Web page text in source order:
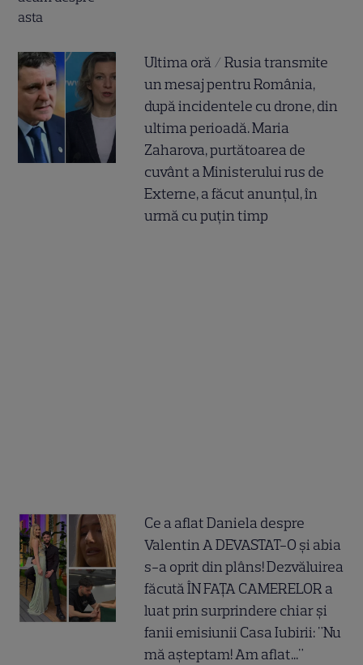
Ultima oră / Rusia transmite
un mesaj pentru România,
după incidentele cu drone, din
ultima perioadă. Maria
Zaharova, purtătoarea de
cuvânt a Ministerului rus de
Externe, a făcut anunțul, în
urmă cu puțin timp
Ce a aflat Daniela despre
Valentin A DEVASTAT-O și abia
s-a oprit din plâns! Dezvăluirea
făcută ÎN FAȚA CAMERELOR a
luat prin surprindere chiar și
fanii emisiunii Casa Iubirii: "Nu
mă așteptam! Am aflat..."